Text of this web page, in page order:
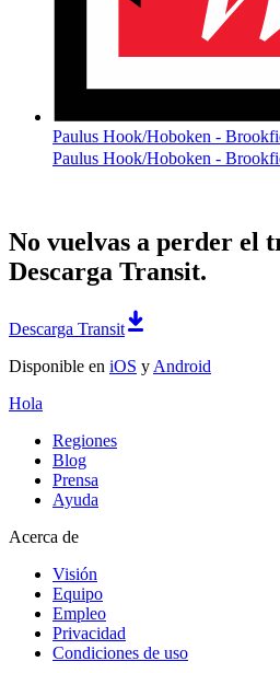
Paulus Hook/Hoboken -
Paulus Hook/Hoboken -
No vuelvas a perder el
Descarga Transit.
Descarga Transit
Disponible en iOS y Android
Hola
Regiones
Blog
Prensa
Ayuda
Acerca de
Visión
Equipo
Empleo
Privacidad
Condiciones de uso